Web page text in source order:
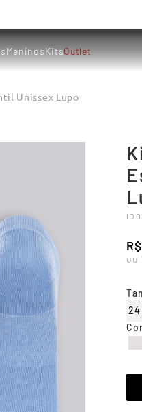
MeninosKitsOutlet
Unissex Lupo
ID
R$
ou
Cor
24